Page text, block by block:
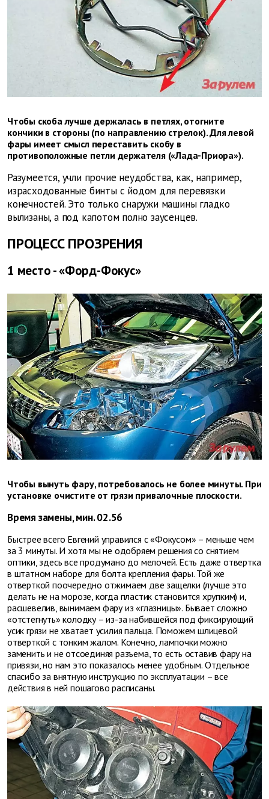
Чтобы скоба лучше держалась в петлях, отогните
кончики в стороны (по направлению стрелок). Для левой
фары имеет смысл переставить скобу в
противоположные петли держателя («Лада-Приора»).
Разумеется, учли прочие неудобства, как, например,
израсходованные бинты с йодом для перевязки
конечностей. Это только снаружи машины гладко
вылизаны, а под капотом полно заусенцев.
ПРОЦЕСС ПРОЗРЕНИЯ
1 место - «Форд-Фокус»
Чтобы вынуть фару, потребовалось не более минуты. При
установке очистите от грязи привалочные плоскости.
Время замены, мин. 02.56
Быстрее всего Евгений управился с «Фокусом» – меньше чем
за 3 минуты. И хотя мы не одобряем решения со снятием
оптики, здесь все продумано до мелочей. Есть даже отвертка
в штатном наборе для болта крепления фары. Той же
отверткой поочередно отжимаем две защелки (лучше это
делать не на морозе, когда пластик становится хрупким) и,
расшевелив, вынимаем фару из «глазницы». Бывает сложно
«отстегнуть» колодку – из-за набившейся под фиксирующий
усик грязи не хватает усилия пальца. Поможем шлицевой
отверткой с тонким жалом. Конечно, лампочки можно
заменить и не отсоединяя разъема, то есть оставив фару на
привязи, но нам это показалось менее удобным. Отдельное
спасибо за внятную инструкцию по эксплуатации – все
действия в ней пошагово расписаны.